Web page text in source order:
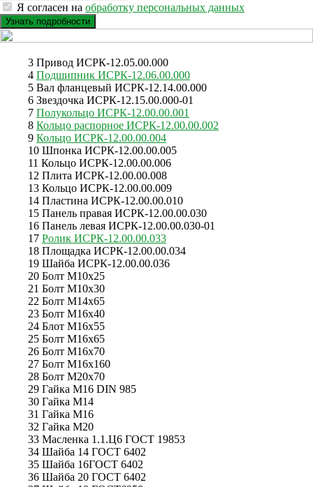
Я согласен на обработку персональных данных
3 Привод ИСРК-12.05.00.000
4 Подшипник ИСРК-12.06.00.000
5 Вал фланцевый ИСРК-12.14.00.000
6 Звездочка ИСРК-12.15.00.000-01
7 Полукольцо ИСРК-12.00.00.001
8 Кольцо распорное ИСРК-12.00.00.002
9 Кольцо ИСРК-12.00.00.004
10 Шпонка ИСРК-12.00.00.005
11 Кольцо ИСРК-12.00.00.006
12 Плита ИСРК-12.00.00.008
13 Кольцо ИСРК-12.00.00.009
14 Пластина ИСРК-12.00.00.010
15 Панель правая ИСРК-12.00.00.030
16 Панель левая ИСРК-12.00.00.030-01
17 Ролик ИСРК-12.00.00.033
18 Площадка ИСРК-12.00.00.034
19 Шайба ИСРК-12.00.00.036
20 Болт М10х25
21 Болт М10х30
22 Болт М14х65
23 Болт М16х40
24 Блот М16х55
25 Болт М16х65
26 Болт М16х70
27 Болт М16х160
28 Болт М20х70
29 Гайка М16 DIN 985
30 Гайка М14
31 Гайка М16
32 Гайка М20
33 Масленка 1.1.Ц6 ГОСТ 19853
34 Шайба 14 ГОСТ 6402
35 Шайба 16ГОСТ 6402
36 Шайба 20 ГОСТ 6402